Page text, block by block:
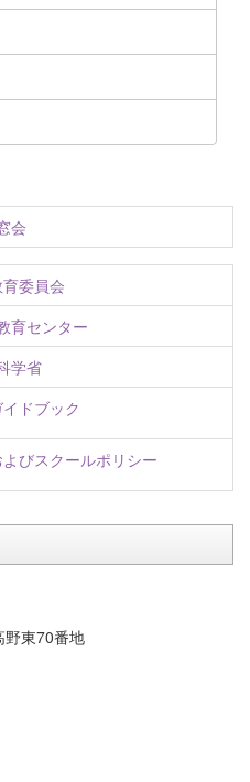
会
委員会
育センター
学省
ドブック
びスクールポリシー
野東70番地